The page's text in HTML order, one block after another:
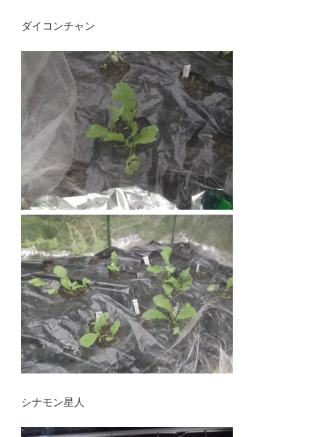
ダイコンチャン
シナモン星人